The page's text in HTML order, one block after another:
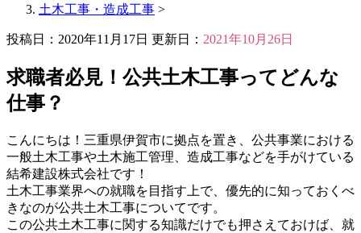
土木工事・造成工事 >
投稿日：2020年11月17日 更新日： 2021年10月26日
求職者必見！公共土木工事ってどんな
仕事？
こんにちは！三重県伊賀市に拠点を置き、公共事業における
一般土木工事や土木施工管理、造成工事などを手がけている
結希建設株式会社です！
土木工事業界への就職を目指す上で、優先的に知っておくべ
きなのが公共土木工事についてです。
この公共土木工事に関する知識だけでも押さえておけば、就